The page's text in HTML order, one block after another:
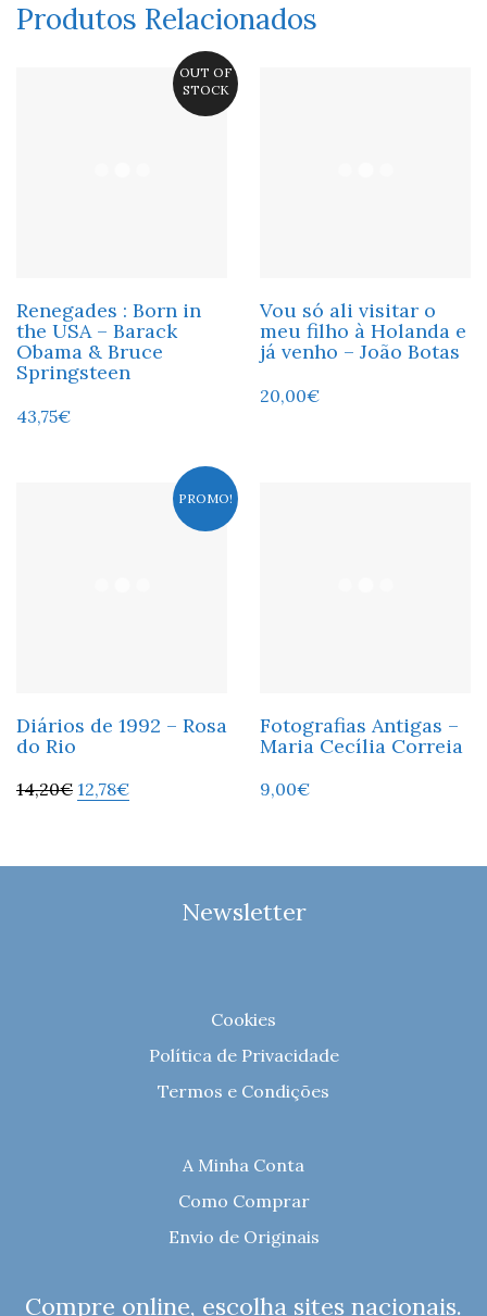
Produtos Relacionados
OUT OF
STOCK
Renegades : Born in
the USA – Barack
Obama & Bruce
Springsteen
43,75€
Vou só ali visitar o
meu filho à Holanda e
já venho – João Botas
20,00€
PROMO!
Diários de 1992 – Rosa
do Rio
14,20€ 12,78€
Fotografias Antigas –
Maria Cecília Correia
9,00€
Newsletter
Cookies
Política de Privacidade
Termos e Condições
A Minha Conta
Como Comprar
Envio de Originais
Compre online, escolha sites nacionais.